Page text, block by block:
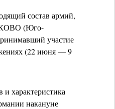
состав армий,
КОВО (Юго-
участие
(22 июня — 9
характеристика
накануне